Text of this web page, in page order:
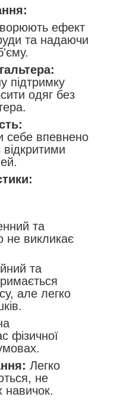
ефект
та надаючи
підтримку
одяг без
себе впевнено
та
не викликає
та
але легко
фізичної
Легко
не
навичок.